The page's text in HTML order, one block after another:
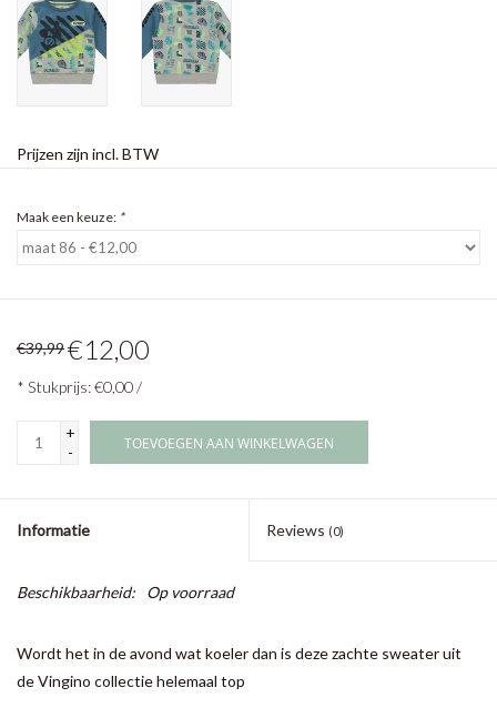
Prijzen zijn incl. BTW
Maak een keuze: *
€39,99€12,00
* Stukprijs: €0,00 /
+
-
TOEVOEGEN AAN WINKELWAGEN
Informatie Reviews (0)
Beschikbaarheid: Op voorraad
Wordt het in de avond wat koeler dan is deze zachte sweater uit
de Vingino collectie helemaal top